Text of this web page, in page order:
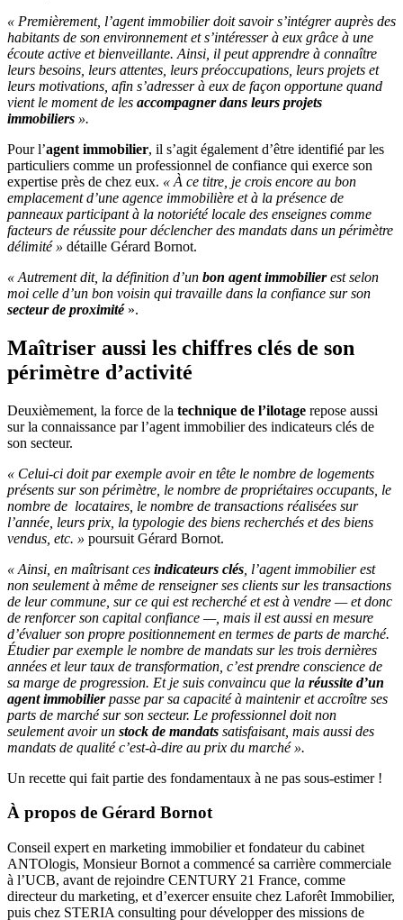
« Premièrement, l’agent immobilier doit savoir s’intégrer auprès des
habitants de son environnement et s’intéresser à eux grâce à une
écoute active et bienveillante. Ainsi, il peut apprendre à connaître
leurs besoins, leurs attentes, leurs préoccupations, leurs projets et
leurs motivations, afin s’adresser à eux de façon opportune quand
vient le moment de les accompagner dans leurs projets
immobiliers ».
Pour l’agent immobilier, il s’agit également d’être identifié par les
particuliers comme un professionnel de confiance qui exerce son
expertise près de chez eux. « À ce titre, je crois encore au bon
emplacement d’une agence immobilière et à la présence de
panneaux participant à la notoriété locale des enseignes comme
facteurs de réussite pour déclencher des mandats dans un périmètre
délimité » détaille Gérard Bornot.
« Autrement dit, la définition d’un bon agent immobilierest selon
moi celle d’un bon voisin qui travaille dans la confiance sur son
secteur de proximité ».
Maîtriser aussi les chiffres clés de son
périmètre d’activité
Deuxièmement, la force de la technique de l’ilotage repose aussi
sur la connaissance par l’agent immobilier des indicateurs clés de
son secteur.
« Celui-ci doit par exemple avoir en tête le nombre de logements
présents sur son périmètre, le nombre de propriétaires occupants, le
nombre de locataires, le nombre de transactions réalisées sur
l’année, leurs prix, la typologie des biens recherchés et des biens
vendus, etc. » poursuit Gérard Bornot.
« Ainsi, en maîtrisant ces indicateurs clés , l’agent immobilier est
non seulement à même de renseigner ses clients sur les transactions
de leur commune, sur ce qui est recherché et est à vendre — et donc
de renforcer son capital confiance —, mais il est aussi en mesure
d’évaluer son propre positionnement en termes de parts de marché.
Étudier par exemple le nombre de mandats sur les trois dernières
années et leur taux de transformation, c’est prendre conscience de
sa marge de progression. Et je suis convaincu que la réussite d’un
agent immobilierpasse par sa capacité à maintenir et accroître ses
parts de marché sur son secteur. Le professionnel doit non
seulement avoir un stock de mandats satisfaisant, mais aussi des
mandats de qualité c’est-à-dire au prix du marché ».
Un recette qui fait partie des fondamentaux à ne pas sous-estimer !
À propos de Gérard Bornot
Conseil expert en marketing immobilier et fondateur du cabinet
ANTOlogis, Monsieur Bornot a commencé sa carrière commerciale
à l’UCB, avant de rejoindre CENTURY 21 France, comme
directeur du marketing, et d’exercer ensuite chez Laforêt Immobilier,
puis chez STERIA consulting pour développer des missions de